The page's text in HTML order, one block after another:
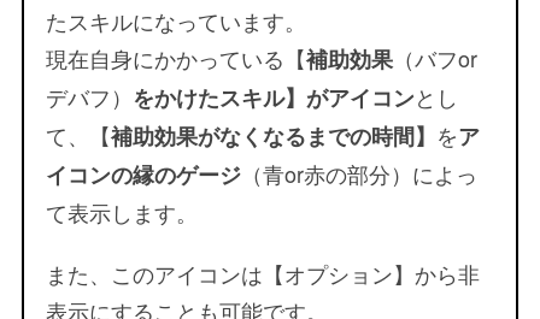
たスキルになっています。
現在自身にかかっている【補助効果（バフor
デバフ） をかけたスキル】がアイコンとし
て、【補助効果がなくなるまでの時間】 をア
イコンの縁のゲージ（青or赤の部分）によっ
て表示します。
また、このアイコンは【オプション】から非
表示にすることも可能です。